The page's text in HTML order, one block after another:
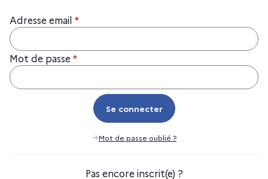
Adresse email *
Mot de passe *
Se connecter
Se connecter
Mot de passe oublié ?
Pas encore inscrit(e) ?